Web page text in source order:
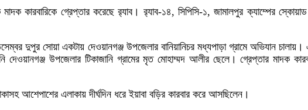
কারবারিকে গ্রেপ্তার করেছে র‌্যাব। র‌্যাব-১৪, সিপিসি-১, জামালপুর ক্যাম্পের
দুপুর সোয়া একটায় দেওয়ানগঞ্জ উপজেলার বানিয়ানিচর মধ্যপাড়া গ্রামে অভিযান
উপজেলার টিকাজানি গ্রামের মৃত মোহাম্মদ আলীর ছেলে। গ্রেপ্তার মাদক
আশেপাশের এলাকায় দীর্ঘদিন ধরে ইয়াবা বড়ির কারবার করে আসছিলেন।